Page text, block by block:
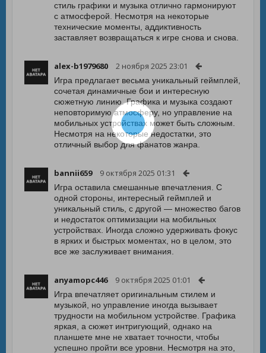
стиль графики и музыка отлично гармонируют
с атмосферой. Несмотря на некоторые
технические моменты, аддиктивность
заставляет возвращаться к игре снова и снова.
alex-b1979680 2 ноября 2025 23:01
Игра предлагает весьма уникальный геймплей,
сочетая динамичные бои и интересную
сюжетную линию. Графика и музыка создают
неповторимую атмосферу, но управление на
мобильных устройствах может быть сложным.
Несмотря на некоторые недостатки, это
отличный выбор для фанатов жанра.
bannii659 9 октября 2025 01:31
Игра оставила смешанные впечатления. С
одной стороны, интересный геймплей и
уникальный стиль, с другой — множество багов
и недостаток оптимизации на мобильных
устройствах. Иногда сложно удерживать фокус
в ярких и быстрых моментах, но в целом, это
все же заслуживает внимания.
anyamopc446 9 октября 2025 01:01
Игра впечатляет оригинальным стилем и
музыкой, но управление иногда вызывает
трудности на мобильном устройстве. Графика
яркая, а сюжет интригующий, однако на
планшете мне не хватает точности, чтобы
успешно пройти все уровни. Несмотря на это,